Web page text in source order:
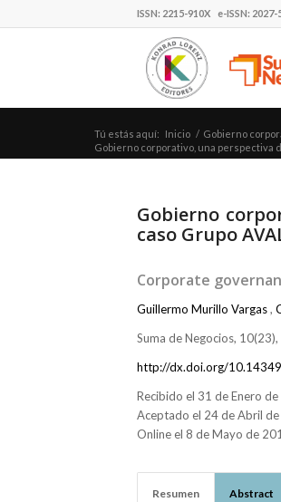
ISSN: 2215-910X e-ISSN: 2027-
Tú estás aquí: Inicio / Gobierno
Gobierno corporativo, una perspectiva
Gobierno
caso Grupo
Corporate
Guillermo Murillo Vargas,
Suma de Negocios,
http://dx.doi.org/
Recibido el 31 de Enero
Aceptado el 24 de Abril
Online el 8 de Mayo de
Resumen Abstract